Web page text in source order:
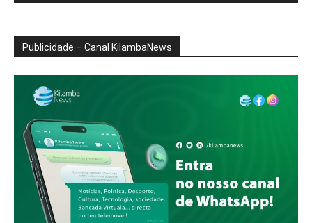
Publicidade – Canal KilambaNews